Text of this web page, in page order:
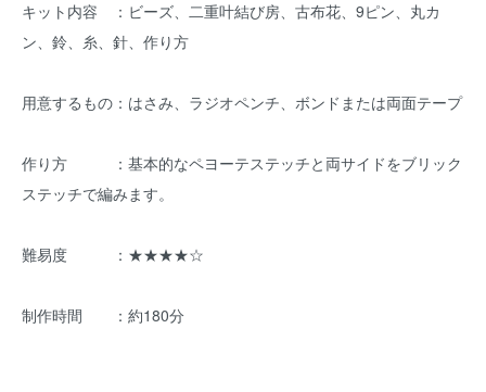
キット内容 ：ビーズ、二重叶結び房、古布花、9ピン、丸カ
ン、鈴、糸、針、作り方
用意するもの：はさみ、ラジオペンチ、ボンドまたは両面テープ
作り方 ：基本的なペヨーテステッチと両サイドをブリック
ステッチで編みます。
難易度 ：★★★★☆
制作時間 ：約180分